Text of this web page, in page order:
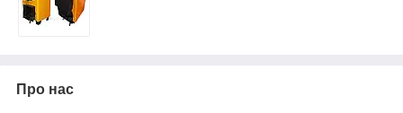
Про нас